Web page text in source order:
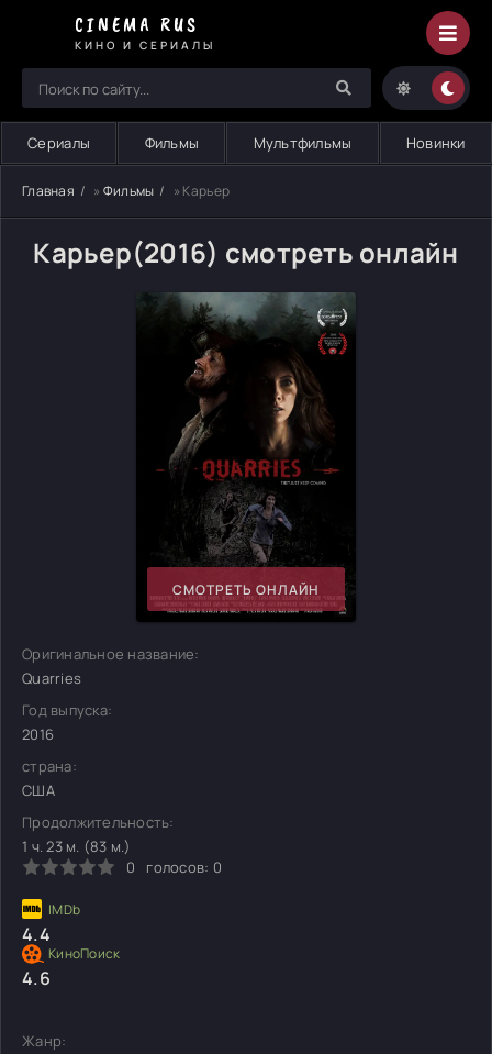
CINEMA RUS
КИНО И СЕРИАЛЫ
Сериалы Фильмы Мультфильмы Новинки
Главная » Фильмы » Карьер
Карьер(2016) смотреть онлайн
СМОТРЕТЬ ОНЛАЙН
Оригинальное название:
Quarries
Год выпуска:
2016
страна:
США
Продолжительность:
1 ч. 23 м. (83 м.)
0
голосов: 0
4.4
4.6
Жанр: